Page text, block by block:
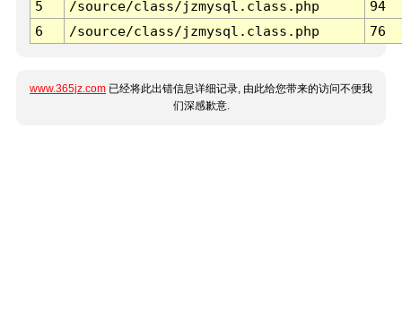
5
/source/class/jzmysql.class.php
94
6
/source/class/jzmysql.class.php 76
www.365jz.com 已经将此出错信息详细记录, 由此给您带来的访问不便我
们深感歉意.